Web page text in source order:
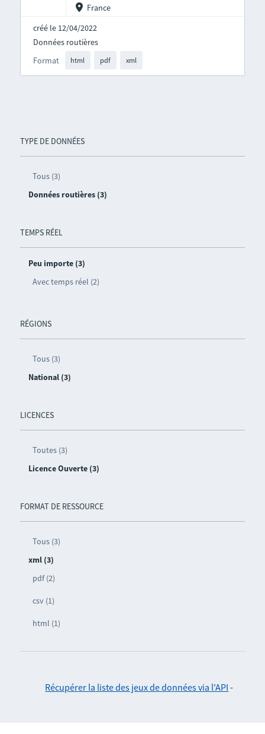
TYPE DE DONNÉES
Tous (3)
Données routières (3)
TEMPS RÉEL
Peu importe (3)
Avec temps réel (2)
RÉGIONS
Tous (3)
National (3)
LICENCES
Toutes (3)
Licence Ouverte (3)
FORMAT DE RESSOURCE
Tous (3)
xml (3)
pdf (2)
csv (1)
html (1)
France
créé le 12/04/2022
Format html pdf xml
Données routières
Récupérer la liste des jeux de données via l'API -